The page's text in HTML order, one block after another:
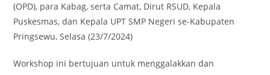
(OPD), para Kabag, serta Camat, Dirut RSUD, Kepala
Puskesmas, dan Kepala UPT SMP Negeri se-Kabupaten
Pringsewu, Selasa (23/7/2024)
Workshop ini bertujuan untuk menggalakkan dan